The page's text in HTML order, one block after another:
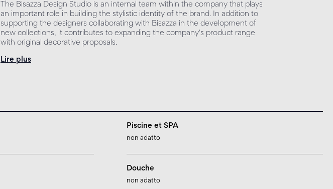
The Bisazza Design Studio is an internal team within the company that plays
an important role in building the stylistic identity of the brand. In addition to
supporting the designers collaborating with Bisazza in the development of
new collections, it contributes to expanding the company's product range
with original decorative proposals.
Lire plus
Piscine et SPA
non adatto
Douche
non adatto